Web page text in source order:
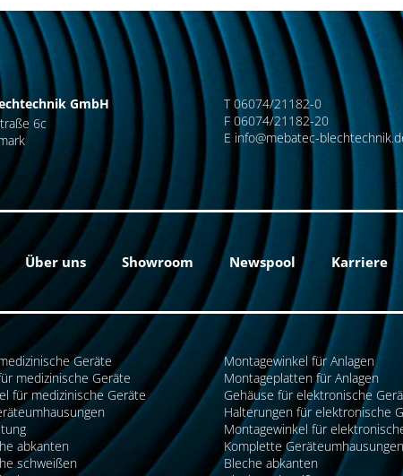
GmbH
6c
T 06074/21182-0
F 06074/21182-20
E info@mebatec-
Über uns Showroom Newspool Karriere
Geräte
medizinische Geräte
für medizinische Geräte
abkanten
schweißen
Montagewinkel für Anlagen
Montageplatten für Anlagen
Gehäuse für elektronische
Halterungen für elektronische
Montagewinkel für
Komplette Geräteumhausungen
Bleche abkanten